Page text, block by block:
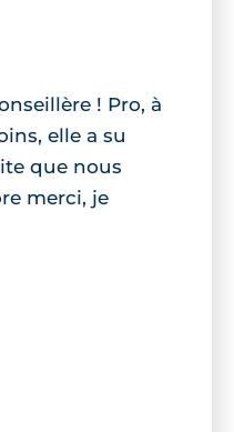
! Pro, à
elle a su
que nous
merci, je